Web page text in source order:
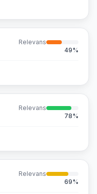
Relevans
49%
Relevans
78%
Relevans
69%